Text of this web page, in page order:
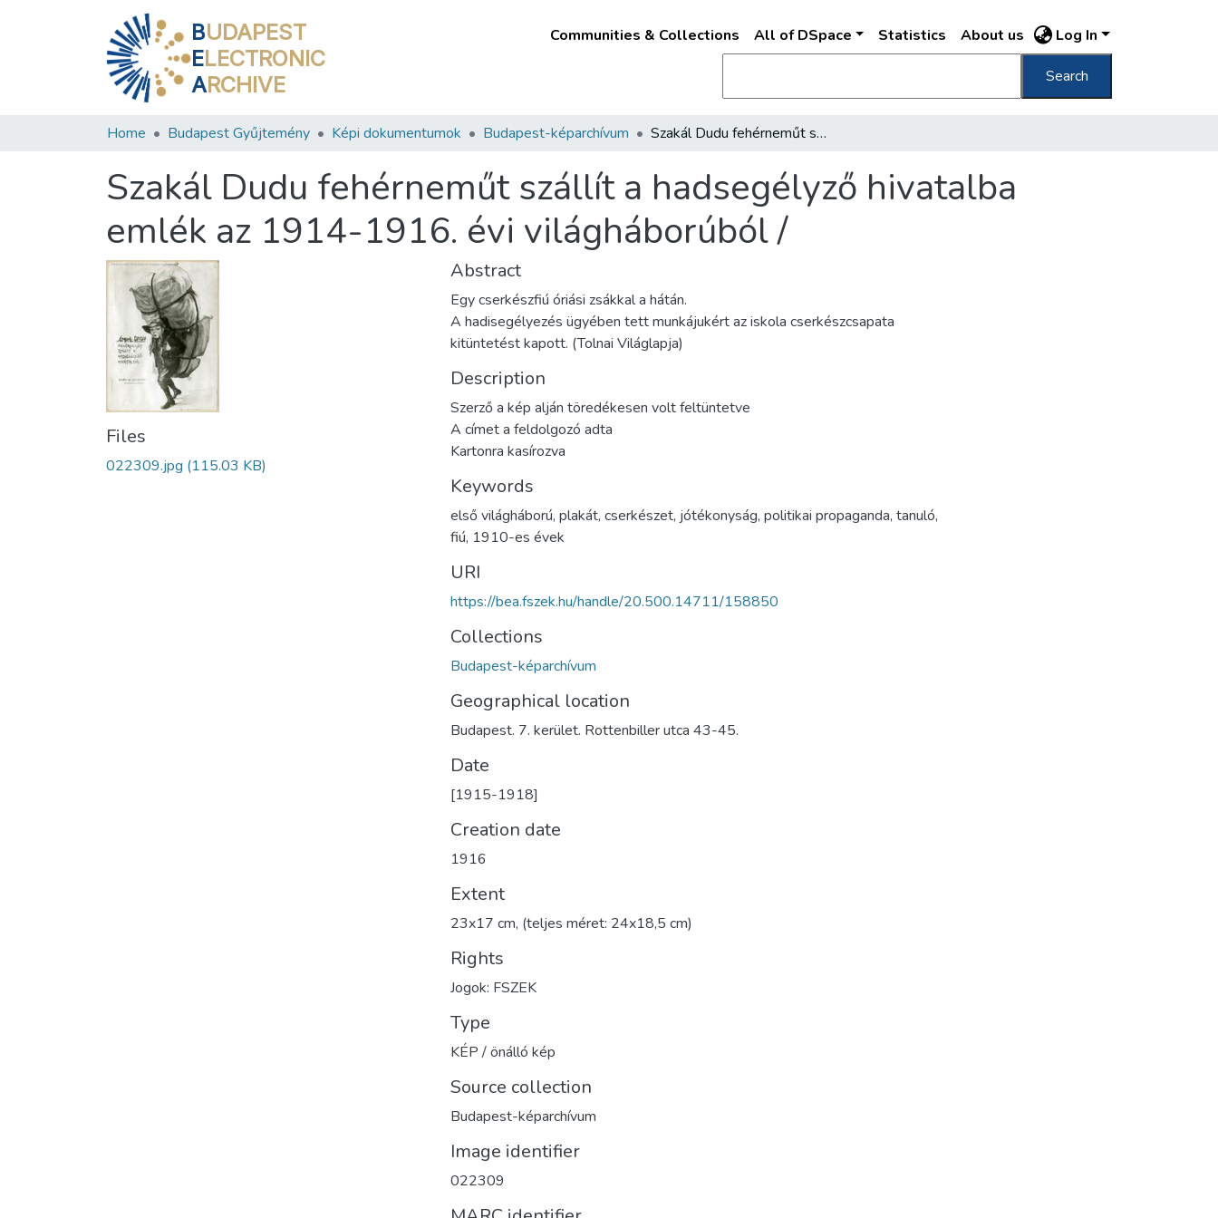
BUDAPEST
ELECTRONIC
ARCHIVE
Communities & Collections All of DSpace Statistics About us Log In
Search
Home Budapest Gyűjtemény Képi dokumentumok Budapest-képarchívum Szakál Dudu fehérneműt szállít a hadsegélyző hivatalba emlék az 1914-1916. évi világháborúból /
Szakál Dudu fehérneműt szállít a hadsegélyző hivatalba
emlék az 1914-1916. évi világháborúból /
Files
022309.jpg (115.03 KB)
Abstract
Egy cserkészfiú óriási zsákkal a hátán.
A hadisegélyezés ügyében tett munkájukért az iskola cserkészcsapata
kitüntetést kapott. (Tolnai Világlapja)
Description
Szerző a kép alján töredékesen volt feltüntetve
A címet a feldolgozó adta
Kartonra kasírozva
Keywords
első világháború, plakát, cserkészet, jótékonyság, politikai propaganda, tanuló,
fiú, 1910-es évek
URI
https://bea.fszek.hu/handle/20.500.14711/158850
Collections
Budapest-képarchívum
Geographical location
Budapest. 7. kerület. Rottenbiller utca 43-45.
Date
[1915-1918]
Creation date
1916
Extent
23x17 cm, (teljes méret: 24x18,5 cm)
Rights
Jogok: FSZEK
Type
KÉP / önálló kép
Source collection
Budapest-képarchívum
Image identifier
022309